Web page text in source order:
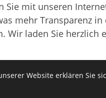
Sie mit unseren
mehr Transparenz in
Wir laden Sie herzlich
Website erklären Sie